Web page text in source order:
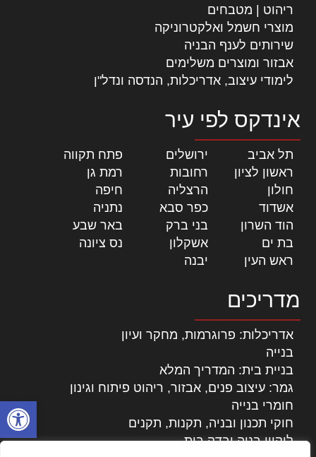
פתח
ריהוט | מטבחים
מוצרי חשמל ואלקטרוניקה
שירותים לענף הבניה
אבזור ומוצרים משלימים
לימודי עיצוב, אדריכלות, הנדסה ונדל"ן
אינדקס לפי עיר
תל אביב ירושלים פתח תקווה
ראשון לציון
רחובות רמת גן
חולון
הרצליה חיפה
אשדוד
כפר סבא נתניה
הוד השרון
בני ברק באר שבע
בת ים
אשקלון נס ציונה
ראש העין
יבנה
מדריכים
אדריכלות: פרוגרמות, מחקר ועיון
בנייה
בניית בית: המדריך המלא
גמר: עיצוב פנים, אבזור, ריהוט פיתוח וגינון
חומרי בנייה
חוקי תכנון ובניה, תקנות, תקנים
ליקויי בניה ובדק בית